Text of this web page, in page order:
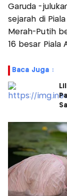
Garuda -
sejarah di
Merah-Putih
16 besar Piala
Baca Juga :